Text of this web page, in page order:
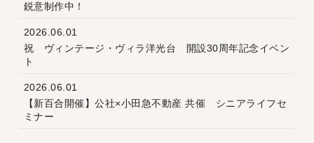
鋭意制作中！
2026.06.01
祝 ヴィンテージ・ヴィラ洋光台 開設30周年記念イベン
ト
2026.06.01
【新百合開催】公社×小田急不動産 共催 シニアライフセ
ミナー